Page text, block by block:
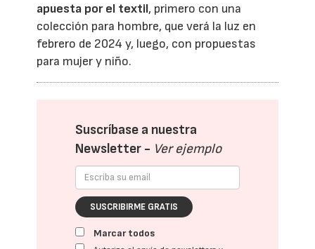
apuesta por el textil, primero con una
colección para hombre, que verá la luz en
febrero de 2024 y, luego, con propuestas
para mujer y niño.
Suscríbase a nuestra
Newsletter - Ver ejemplo
SUSCRIBIRME GRATIS
Marcar todos